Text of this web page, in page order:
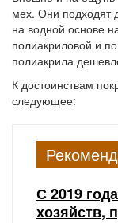
мех. Они подходят
на водной основе
полиакриловой и
полиакрила
К достоинствам
следующее:
С 2019
хозяйств,